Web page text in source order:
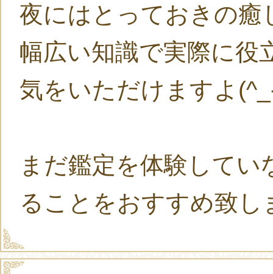
夜にはとっておきの癒
幅広い知識で実際に役
気をいただけますよ
まだ鑑定を体験して
ることをおすすめ致